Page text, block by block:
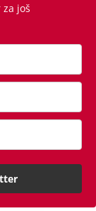
smo novu
još